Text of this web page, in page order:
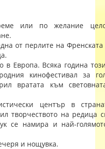
или по желание
от перлите на
в Европа. Всяка година
кинофестивал за
вратата към
център в
творчеството на редица
се намира и най-
и нощувка.